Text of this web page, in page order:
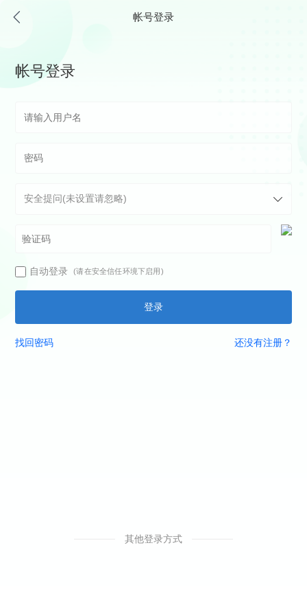
帐号登录
帐号登录
自动登录 (请在安全信任环境下启用)
登录
找回密码 还没有注册？
其他登录方式